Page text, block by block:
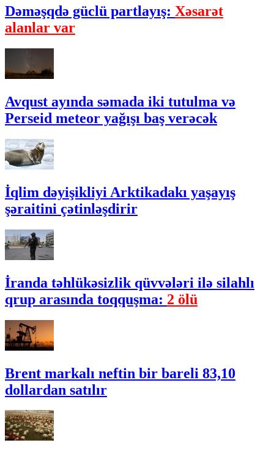
Dəməşqdə güclü partlayış: Xəsarət
alanlar var
Avqust ayında səmada iki tutulma və
Perseid meteor yağışı baş verəcək
İqlim dəyişikliyi Arktikadakı yaşayış
şəraitini çətinləşdirir
İranda təhlükəsizlik qüvvələri ilə silahlı
qrup arasında toqquşma: 2 ölü
Brent markalı neftin bir bareli 83,10
dollardan satılır